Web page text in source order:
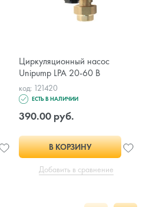
Циркуляционный насос
Unipump LPA 20-60 В
код: 121420
ЕСТЬ В НАЛИЧИИ
390.00 руб.
В КОРЗИНУ
Добавить в сравнение